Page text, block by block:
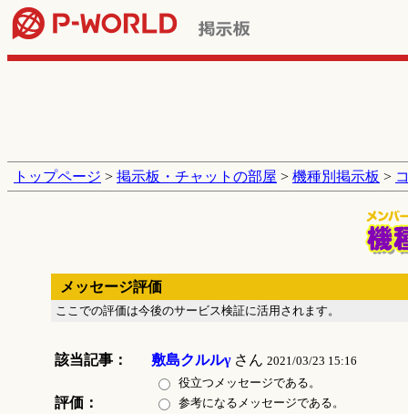
トップページ > 掲示板・チャットの部屋 > 機種別掲示板 >
メッセージ評価
ここでの評価は今後のサービス検証に活用されます。
該当記事： 敷島クルルγさん 2021/03/23 15:16
評価：
役立つメッセージである。
参考になるメッセージである。